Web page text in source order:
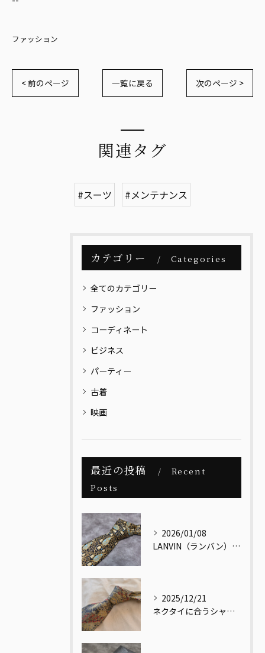
ファッション
< 前のページ 一覧に戻る 次のページ >
関連タグ
#スーツ #メンテナンス
カテゴリー Categories
全てのカテゴリー
ファッション
コーディネート
ビジネス
パーティー
古着
映画
最近の投稿
Recent
Posts
2026/01/08
LANVIN（ランバン）｜メンズヴィンテージの視点で読み解く、最古のクチュールメゾン
2025/12/21
ネクタイに合うシャツ・合わないシャツとは？